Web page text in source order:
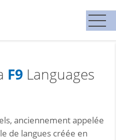
F9 Languages
anciennement appelée
de langues créée en